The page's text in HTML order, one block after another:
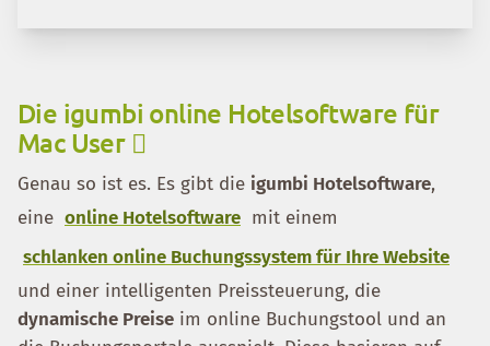
Die igumbi online Hotelsoftware für
Mac User 
Genau so ist es. Es gibt die igumbi Hotelsoftware,
eine online Hotelsoftware mit einem
schlanken online Buchungssystem für Ihre Website
und einer intelligenten Preissteuerung, die
dynamische Preise im online Buchungstool und an